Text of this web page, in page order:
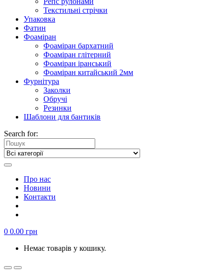
Текстильні стрічки
Упаковка
Фатин
Фоаміран
Фоаміран бархатний
Фоаміран глітерний
Фоаміран іранський
Фоаміран китайський 2мм
Фурнітура
Заколки
Обручі
Резинки
Шаблони для бантиків
Search for:
Про нас
Новини
Контакти
0 0.00 грн
Немає товарів у кошику.